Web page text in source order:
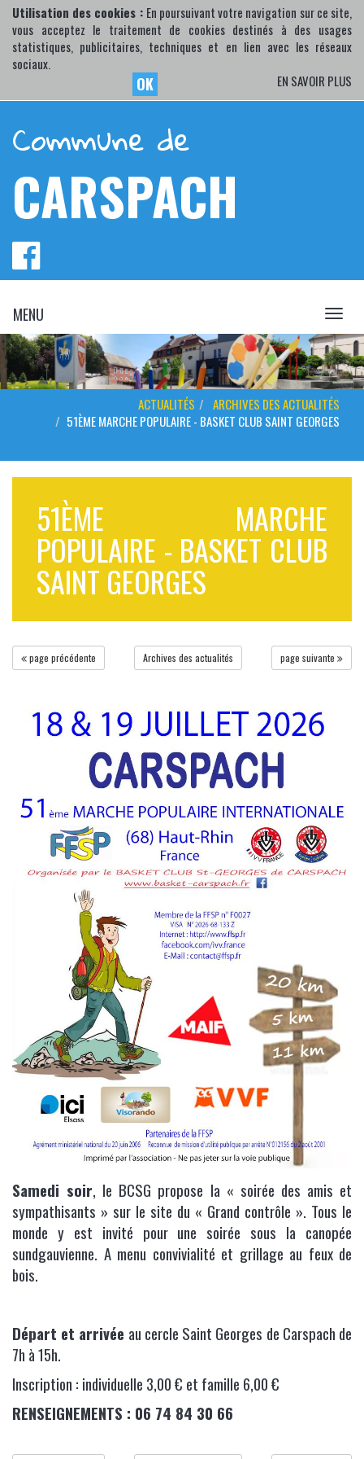
Utilisation des cookies : En poursuivant votre navigation sur ce site,
vous acceptez le traitement de cookies destinés à des usages
statistiques, publicitaires, techniques et en lien avec les réseaux
sociaux.
OK EN SAVOIR PLUS
Commune de
CARSPACH
MENU
MENU
ACTUALITÉS
ARCHIVES DES ACTUALITÉS
51ÈME MARCHE POPULAIRE - BASKET CLUB SAINT GEORGES
51ÈME MARCHE
POPULAIRE - BASKET CLUB
SAINT GEORGES
page précédente Archives des actualités page suivante
Samedi soir, le BCSG propose la « soirée des amis et
sympathisants » sur le site du « Grand contrôle ». Tous le
monde y est invité pour une soirée sous la canopée
sundgauvienne. A menu convivialité et grillage au feux de
bois.
Départ et arrivée au cercle Saint Georges de Carspach de
7h à 15h.
Inscription : individuelle 3,00 € et famille 6,00 €
RENSEIGNEMENTS : 06 74 84 30 66